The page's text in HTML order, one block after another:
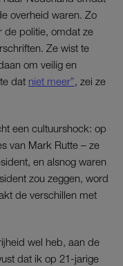
overheid waren. Zo
de politie, omdat ze
Ze wist te
om veilig en
dat niet meer”, zei ze
een cultuurshock: op
van Mark Rutte – ze
en alsnog waren
zou zeggen, word
de verschillen met
wel heb, aan de
dat ik op 21-jarige